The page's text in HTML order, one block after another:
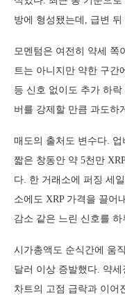
방에 형성됐는데, 급변
모멘텀은 여전히 약세 쪽
트는 아니지만 약한 구간
등 신호 없이도 추가 하
버를 강제할 만큼 과도하
매도의 출처도 변수다.
짧은 창동안 약 5천만
다. 한 거래소에 퍼징 세
소에도 XRP 가격을 끌어
감소 같은 느린 신호를
시가총액도 순식간에 움
달러 이상 증발했다. 약
차트의 고점 급락과 이어